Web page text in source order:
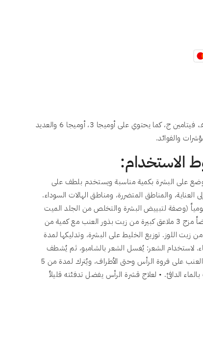
فيتامينات مثل فيتامين هـ، فيتامين ج، كما يحتوي على أوميجا 3، أوميجا 6 والعديد
والفوائد.
الاستخدام:
على البشرة بكمية مناسبة ويستخدم بلطف على
العناية، والمناطق المتضررة، ومناطق الهالات السوداء.
(وصفة لتبييض البشرة والتخلص من الجلد الميت
والبقع الداكنة) يمكنك أيضاً مزج 3 ملاعق كبيرة من زيت بذور العنب مع كمية من
من زيت اللوز. توزيع الخليط على البشرة، وتدليكها لمدة
لاستخدام الشعر: يُغسل الشعر بالشامبو، ثم يُشطف
جيداً، ثم يُفرك زيت بذور العنب على فروة الرأس وحتى الأطراف، ويُترك لمدة من 5
بالماء الدافئ. • لعلاج قشرة الرأس يفضل تدفئته قليلاً